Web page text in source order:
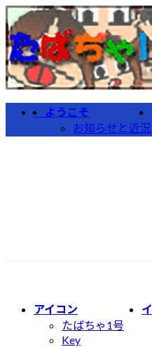
コ
ン
テ
ン
ツ
ナ
ビ
ゲ
ー
シ
ようこそ
お知らせと近況
アイコン
たばちゃ1号
Key